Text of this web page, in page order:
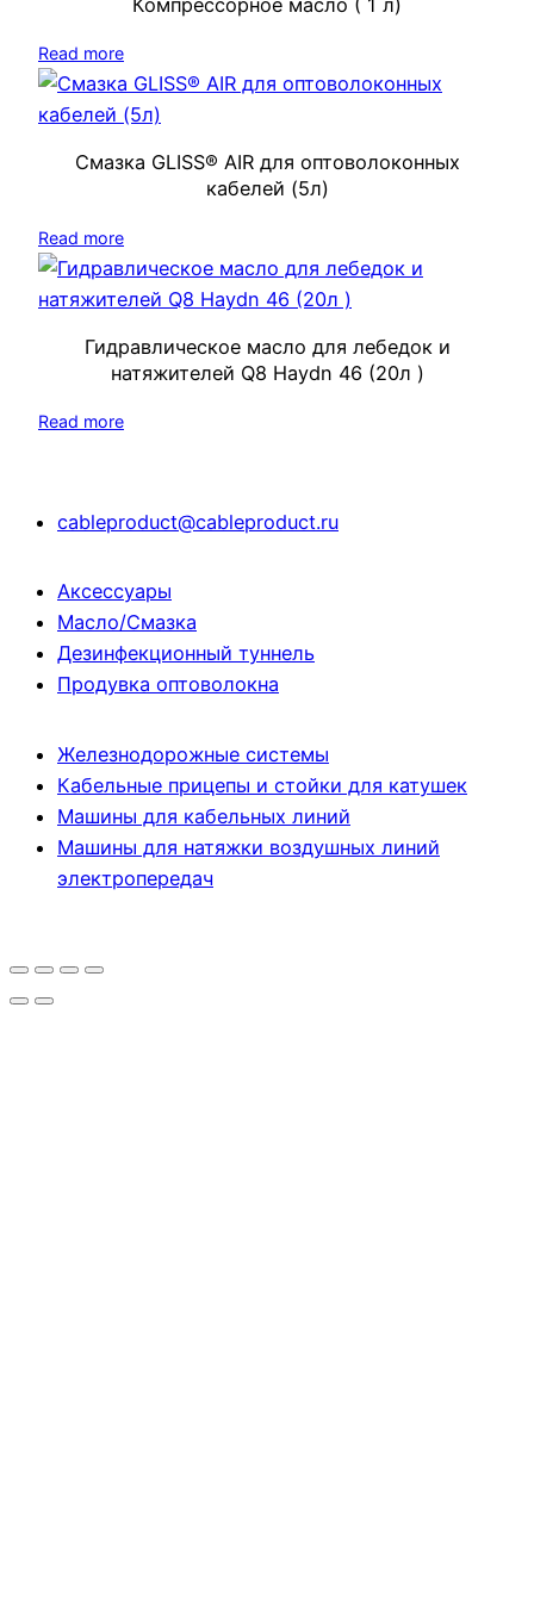
Read more
Смазка GLISS® AIR для оптоволоконных
кабелей (5л)
Read more
Гидравлическое масло для лебедок и
натяжителей Q8 Haydn 46 (20л )
Read more
cableproduct@cableproduct.ru
Аксессуары
Масло/Смазка
Дезинфекционный туннель
Продувка оптоволокна
Железнодорожные системы
Кабельные прицепы и стойки для катушек
Машины для кабельных линий
Машины для натяжки воздушных линий
электропередач